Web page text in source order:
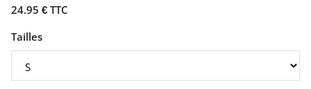
24.95 € TTC
Tailles